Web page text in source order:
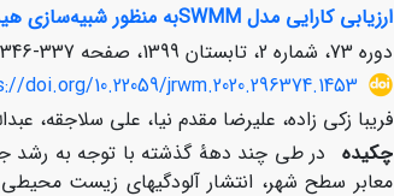
ارزیابی کارایی مدل SWMMبه منظور شبیه‌سازی هیدروگراف رواناب شهری (مطالعۀ موردی: بخشی از منطقۀ 22 تهران)
دوره 73، شماره 2، تابستان 1399، صفحه
337-346
doi.org/10.22059/jrwm.2020.296374.1453
فریبا زکی زاده، علیرضا مقدم نیا، علی سلاجقه،
چکیده در طی چند دهۀ گذشته با توجه به رشد
معابر سطح شهر، انتشار آلودگی­های زیست